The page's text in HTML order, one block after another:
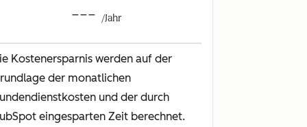
--- /Jahr
Kostenersparnis werden auf der
der monatlichen
und der durch
eingesparten Zeit berechnet.